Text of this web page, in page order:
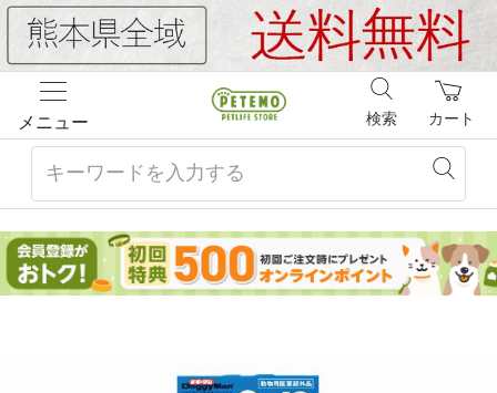
メニュー カート
検索